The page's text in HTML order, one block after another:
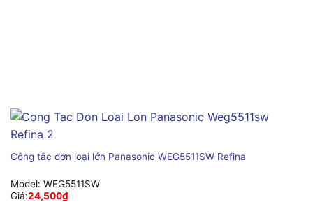
Công tắc đơn loại lớn Panasonic WEG5511SW Refina
Model: WEG5511SW
Giá:24,500₫